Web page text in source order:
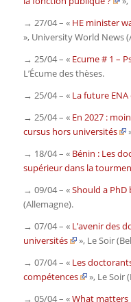
→ 27/04 – « HE minister
»,University World News
→ 25/04 – « Ecume # 1 –
L’Écume des thèses.
→ 25/04 – « La future
→ 25/04 – « En 2027 :
cursus hors universités
→ 18/04 – « Bénin : Les
supérieur dans la
→ 09/04 – «Should a PhD
(Allemagne).
→ 07/04 – « L’avenir des
universités
», Le Soir
→ 07/04 – « Les
compétences
», Le Soir
→ 05/04 – «What matters